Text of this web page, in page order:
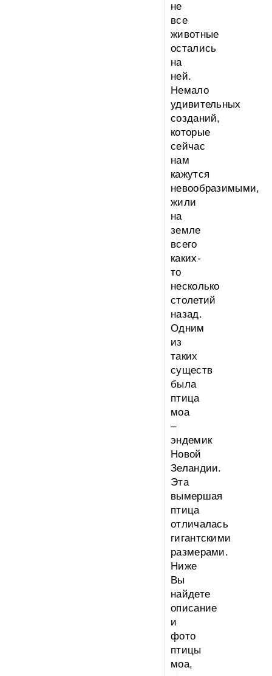
не
все
животные
остались
на
ней.
Немало
удивительных
созданий,
которые
сейчас
нам
кажутся
невообразимыми,
жили
на
земле
всего
каких-
то
несколько
столетий
назад.
Одним
из
таких
существ
была
птица
моа
–
эндемик
Новой
Зеландии.
Эта
вымершая
птица
отличалась
гигантскими
размерами.
Ниже
Вы
найдете
описание
и
фото
птицы
моа,